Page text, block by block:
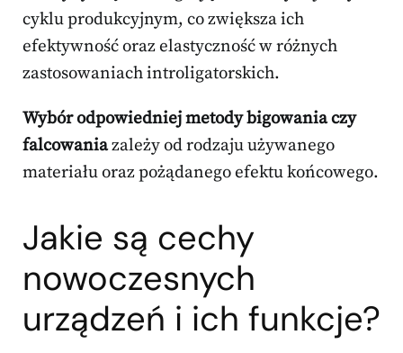
cyklu produkcyjnym, co zwiększa ich
efektywność oraz elastyczność w różnych
zastosowaniach introligatorskich.
Wybór odpowiedniej metody bigowania czy
falcowaniazależy od rodzaju używanego
materiału oraz pożądanego efektu końcowego.
Jakie są cechy
nowoczesnych
urządzeń i ich funkcje?